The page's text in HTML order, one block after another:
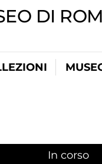
DI
In corso